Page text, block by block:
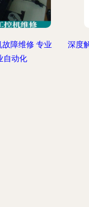
障维修 专业
自动化
深度